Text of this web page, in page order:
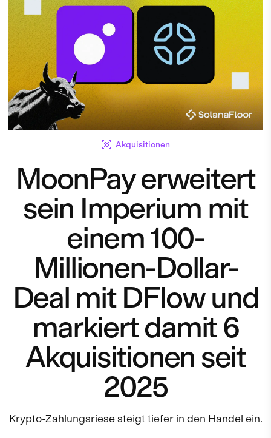
Akquisitionen
MoonPay erweitert
sein Imperium mit
einem 100-
Millionen-Dollar-
Deal mit DFlow und
markiert damit 6
Akquisitionen seit
2025
Krypto-Zahlungsriese steigt tiefer in den Handel ein.